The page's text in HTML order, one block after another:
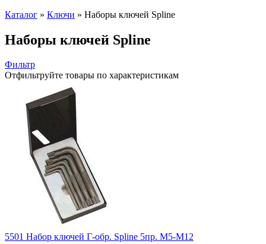
Каталог » Ключи » Наборы ключей Spline
Наборы ключей Spline
Фильтр
Отфильтруйте товары по характеристикам
5501 Набор ключей Г-обр. Spline 5пр. М5-М12